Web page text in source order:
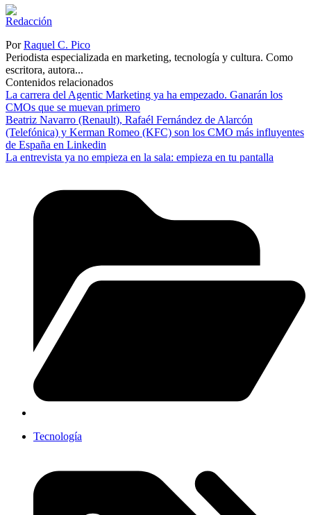
PorRaquel C. Pico
Periodista especializada en marketing, tecnología y cultura. Como
escritora, autora...
Contenidos relacionados
La carrera del Agentic Marketing ya ha empezado. Ganarán los
CMOs que se muevan primero
Beatriz Navarro (Renault), Rafaél Fernández de Alarcón
(Telefónica) y Kerman Romeo (KFC) son los CMO más influyentes
de España en Linkedin
La entrevista ya no empieza en la sala: empieza en tu pantalla
Tecnología